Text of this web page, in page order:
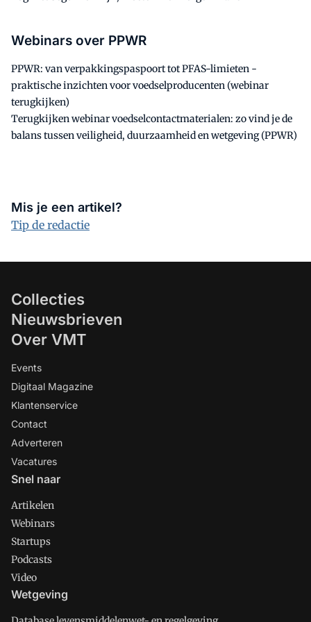
Webinars over PPWR
PPWR: van verpakkingspaspoort tot PFAS-limieten -
praktische inzichten voor voedselproducenten (webinar
terugkijken)
Terugkijken webinar voedselcontactmaterialen: zo vind je de
balans tussen veiligheid, duurzaamheid en wetgeving (PPWR)
Mis je een artikel?
Tip de redactie
Collecties
Nieuwsbrieven
Over VMT
Events
Digitaal Magazine
Klantenservice
Contact
Adverteren
Vacatures
Snel naar
Artikelen
Webinars
Startups
Podcasts
Video
Wetgeving